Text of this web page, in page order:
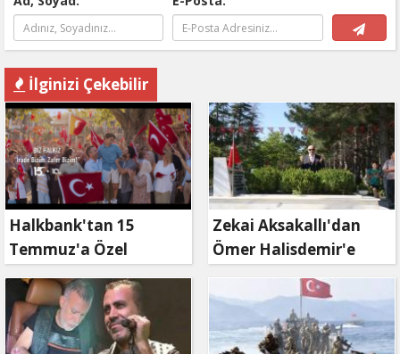
İlginizi Çekebilir
Halkbank'tan 15
Temmuz'a Özel
Reklam Filmi: "İrade
Bizim, Zafer Bizim"
Zekai Aksakallı'dan
Ömer Halisdemir'e
'vefa' ziyareti!